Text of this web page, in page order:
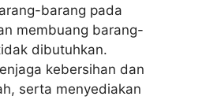
barang pada
membuang barang-
dibutuhkan.
kebersihan dan
serta menyediakan